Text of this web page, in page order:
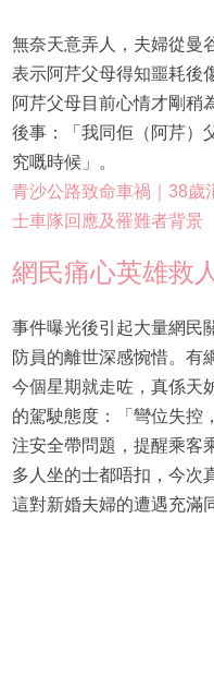
無奈天意弄人，夫婦從曼
表示阿芹父母得知噩耗後
阿芹父母目前心情才剛稍
後事：「我同佢（阿芹）
究嘅時候」。
青沙公路致命車禍｜38歲
士車隊回應及罹難者背景
網民痛心英雄救
事件曝光後引起大量網民
防員的離世深感惋惜。有
今個星期就走咗，真係天
的駕駛態度：「彎位失控
注安全帶問題，提醒乘客
多人坐的士都唔扣，今次
這對新婚夫婦的遭遇充滿